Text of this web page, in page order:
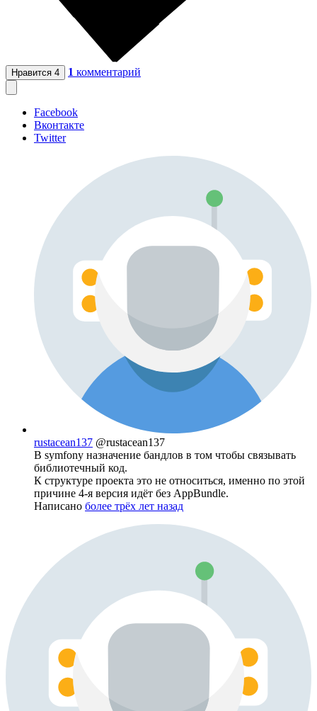
Нравится 4 1 комментарий
Facebook
Вконтакте
Twitter
rustacean137 @rustacean137
В symfony назначение бандлов в том чтобы связывать
библиотечный код.
К структуре проекта это не относиться, именно по этой
причине 4-я версия идёт без AppBundle.
Написано более трёх лет назад